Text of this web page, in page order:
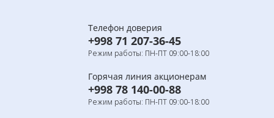
Телефон доверия
+998 71 207-36-45
Режим работы: ПН-ПТ 09:00-18:00
Горячая линия акционерам
+998 78 140-00-88
Режим работы: ПН-ПТ 09:00-18:00